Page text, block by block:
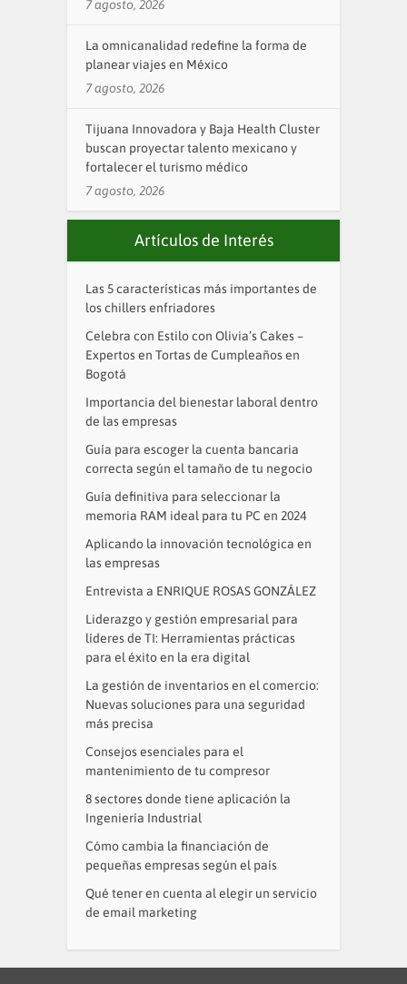
7 agosto, 2026
La omnicanalidad redefine la forma de
planear viajes en México
7 agosto, 2026
Tijuana Innovadora y Baja Health Cluster
buscan proyectar talento mexicano y
fortalecer el turismo médico
7 agosto, 2026
Artículos de Interés
Las 5 características más importantes de
los chillers enfriadores
Celebra con Estilo con Olivia’s Cakes –
Expertos en Tortas de Cumpleaños en
Bogotá
Importancia del bienestar laboral dentro
de las empresas
Guía para escoger la cuenta bancaria
correcta según el tamaño de tu negocio
Guía definitiva para seleccionar la
memoria RAM ideal para tu PC en 2024
Aplicando la innovación tecnológica en
las empresas
Entrevista a ENRIQUE ROSAS GONZÁLEZ
Liderazgo y gestión empresarial para
líderes de TI: Herramientas prácticas
para el éxito en la era digital
La gestión de inventarios en el comercio:
Nuevas soluciones para una seguridad
más precisa
Consejos esenciales para el
mantenimiento de tu compresor
8 sectores donde tiene aplicación la
Ingeniería Industrial
Cómo cambia la financiación de
pequeñas empresas según el país
Qué tener en cuenta al elegir un servicio
de email marketing